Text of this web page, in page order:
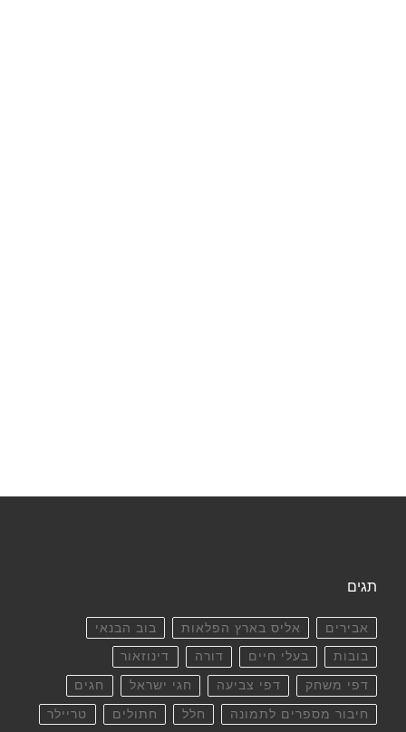
תגים
אבירים אליס בארץ הפלאות בוב הבנאי
בובות בעלי חיים דורה דינוזאור
דפי משחק דפי צביעה חגי ישראל חגים
חיבור מספרים לתמונה חלל חתולים טריילר